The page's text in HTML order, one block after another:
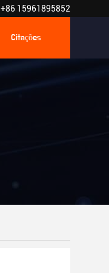
+86 15961895852
Citações